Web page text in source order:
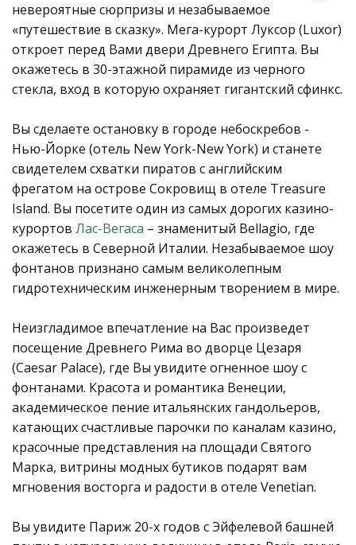
невероятные сюрпризы и незабываемое
«путешествие в сказку». Мега-курорт Луксор (Luxor)
откроет перед Вами двери Древнего Египта. Вы
окажетесь в 30-этажной пирамиде из черного
стекла, вход в которую охраняет гигантский сфинкс.
Вы сделаете остановку в городе небоскребов -
Нью-Йорке (отель New York-New York) и станете
свидетелем схватки пиратов с английским
фрегатом на острове Сокровищ в отеле Treasure
Island. Вы посетите один из самых дорогих казино-
курортов Лас-Вегаса – знаменитый Bellagio, где
окажетесь в Северной Италии. Незабываемое шоу
фонтанов признано самым великолепным
гидротехническим инженерным творением в мире.
Неизгладимое впечатление на Вас произведет
посещение Древнего Рима во дворце Цезаря
(Caesar Palace), где Вы увидите огненное шоу с
фонтанами. Красота и романтика Венеции,
академическое пение итальянских гандольеров,
катающих счастливые парочки по каналам казино,
красочные представления на площади Святого
Марка, витрины модных бутиков подарят вам
мгновения восторга и радости в отеле Venetian.
Вы увидите Париж 20-х годов с Эйфелевой башней